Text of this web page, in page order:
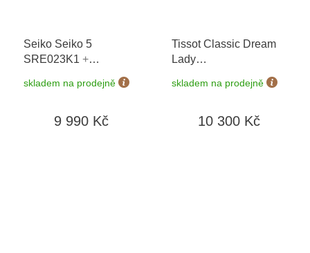
Seiko Seiko 5
SRE023K1 +
prodloužená záruka 5
let + možnost výměny
skladem na prodejně
9 990 Kč
Tissot Classic Dream
Lady
T129.210.33.263.00+
prodloužená záruka 5
baterie zdarma +
skladem na prodejně
10 300 Kč